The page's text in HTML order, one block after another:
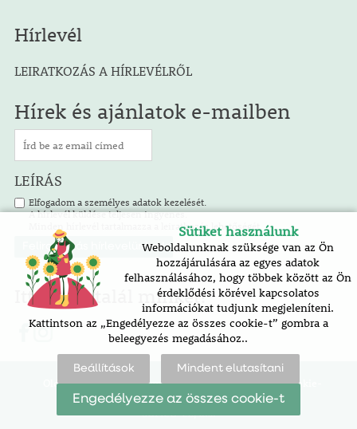
Hírlevél
LEIRATKOZÁS A HÍRLEVÉLRŐL
Hírek és ajánlatok e-mailben
LEÍRÁS
Elfogadom a személyes adatok kezelését.
A hírlevél küldése teljesen ingyenes.
Minden hírlevél tartalmazza a leiratkozás lehetőségét.
Itt is megtalál minket!
Oldaltérkép | akadálymentesítési nyilatkozat |
cookie-
beállítások
SOFICO-CZ, a.s.
Sütiket használunk
Weboldalunknak szüksége van az Ön
hozzájárulására az egyes adatok
felhasználásához, hogy többek között az Ön
érdeklődési körével kapcsolatos
információkat tudjunk megjeleníteni.
Kattintson az „Engedélyezze az összes cookie-t” gombra a
beleegyezés megadásához..
Beállítások Mindent elutasítani
Engedélyezze az összes cookie-t